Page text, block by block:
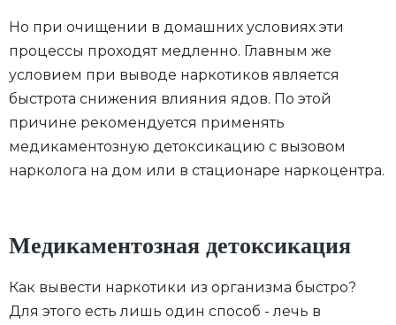
Нужна
Запишитесь на консультацию перед
Но при очищении в домашних условиях эти
процессы проходят медленно. Главным же
условием при выводе наркотиков является
быстрота снижения влияния ядов. По этой
причине рекомендуется применять
медикаментозную детоксикацию с вызовом
нарколога на дом или в стационаре наркоцентра.
Медикаментозная детоксикация
Как вывести наркотики из организма быстро?
Для этого есть лишь один способ - лечь в